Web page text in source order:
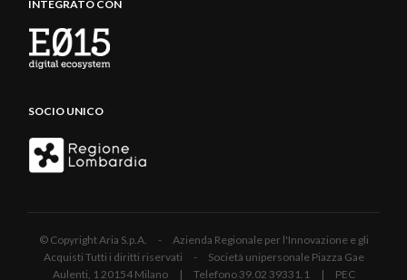
INTEGRATO CON
SOCIO UNICO
© Copyright Aria S.p.A. - Azienda Regionale per l'Innovazione e gli
Acquisti Tutti i diritti riservati - Società unipersonale Piazza Gae
Aulenti, 1 20154 Milano | Telefono 39.02 39331.1 | PEC